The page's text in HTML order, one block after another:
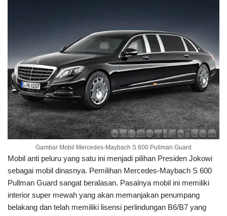
Gambar Mobil Mercedes-Maybach S 600 Pullman Guard
Mobil anti peluru yang satu ini menjadi pilihan Presiden Jokowi
sebagai mobil dinasnya. Pemilihan Mercedes-Maybach S 600
Pullman Guard sangat beralasan. Pasalnya mobil ini memiliki
interior super mewah yang akan memanjakan penumpang
belakang dan telah memiliki lisensi perlindungan B6/B7 yang